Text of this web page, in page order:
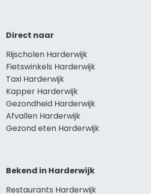
Direct naar
Rijscholen Harderwijk
Fietswinkels Harderwijk
Taxi Harderwijk
Kapper Harderwijk
Gezondheid Harderwijk
Afvallen Harderwijk
Gezond eten Harderwijk
Bekend in Harderwijk
Restaurants Harderwijk